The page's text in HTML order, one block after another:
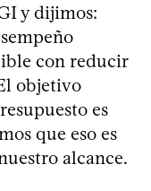
y dijimos:
con reducir
objetivo
es
que eso es
alcance.